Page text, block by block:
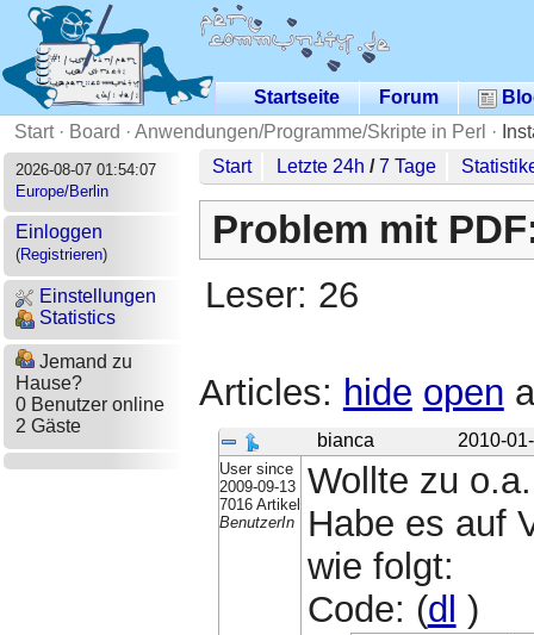
Startseite Forum
Start· Board · Anwendungen/Programme/Skripte in Perl ·
2026-08-07 01:54:07
Europe/Berlin
Einloggen
(Registrieren)
Einstellungen
Statistics
Jemand zu
Hause?
0 Benutzer online
2 Gäste
Start Letzte 24h /7 Tage
Problem mit
Leser: 26
Articles: hide open
bianca 2010-
User since
2009-09-13
7016 Artikel
BenutzerIn
Wollte zu
Habe es auf
wie folgt:
Code: (dl )